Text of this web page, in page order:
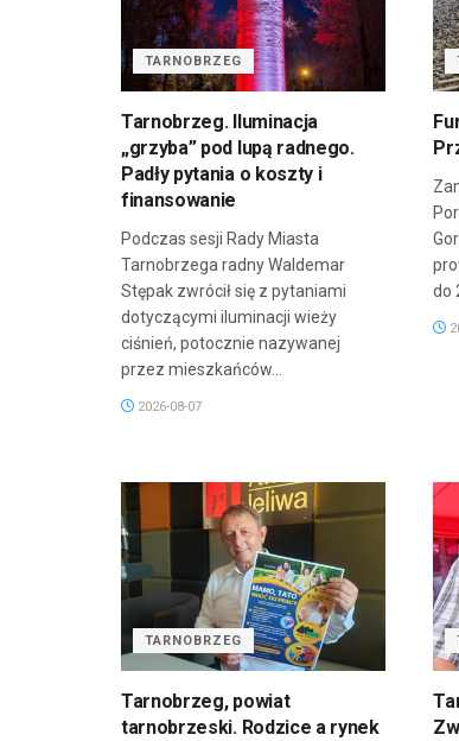
TARNOBRZEG
Tarnobrzeg. Iluminacja
„grzyba” pod lupą radnego.
Padły pytania o koszty i
finansowanie
Podczas sesji Rady Miasta
Tarnobrzega radny Waldemar
Stępak zwrócił się z pytaniami
dotyczącymi iluminacji wieży
ciśnień, potocznie nazywanej
przez mieszkańców...
2026-08-07
do
TARNOBRZEG
Tarnobrzeg, powiat
tarnobrzeski. Rodzice a rynek